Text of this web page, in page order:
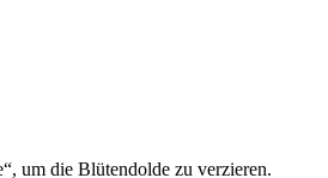
um die Blütendolde zu verzieren.